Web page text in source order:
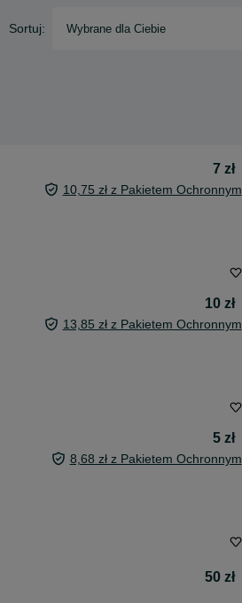
Sortuj: Wybrane dla Ciebie
7 zł
10,75 zł z Pakietem Ochronnym
10 zł
13,85 zł z Pakietem Ochronnym
5 zł
8,68 zł z Pakietem Ochronnym
50 zł